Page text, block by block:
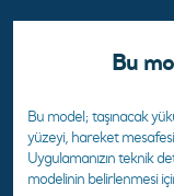
Bu
Bu model; taşınacak
yüzeyi, hareket
Uygulamanızın teknik
modelinin belirlenmesi